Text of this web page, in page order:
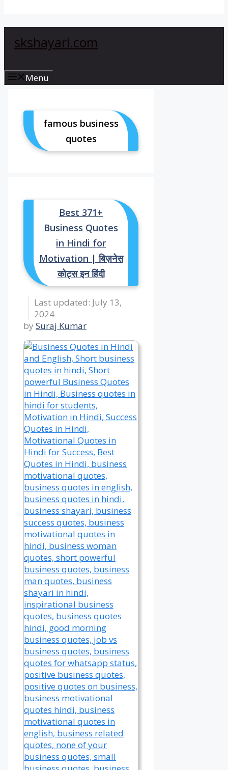
skshayari.com
Menu
famous business
quotes
Best 371+
Business Quotes
in Hindi for
Motivation | बिज़नेस
कोट्स इन हिंदी
July 13,
2024
by Suraj Kumar